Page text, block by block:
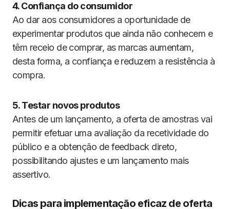
4. Confiança do consumidor
Ao dar aos consumidores a oportunidade de
experimentar produtos que ainda não conhecem e
têm receio de comprar, as marcas aumentam,
desta forma, a confiança e reduzem a resistência à
compra.
5. Testar novos produtos
Antes de um lançamento, a oferta de amostras vai
permitir efetuar uma avaliação da recetividade do
público e a obtenção de feedback direto,
possibilitando ajustes e um lançamento mais
assertivo.
Dicas para implementação eficaz de oferta